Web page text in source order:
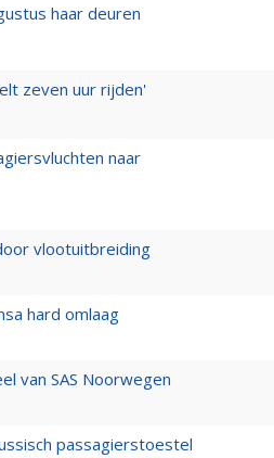
haar deuren
zeven uur rijden'
naar
vlootuitbreiding
hard omlaag
van SAS Noorwegen
passagierstoestel